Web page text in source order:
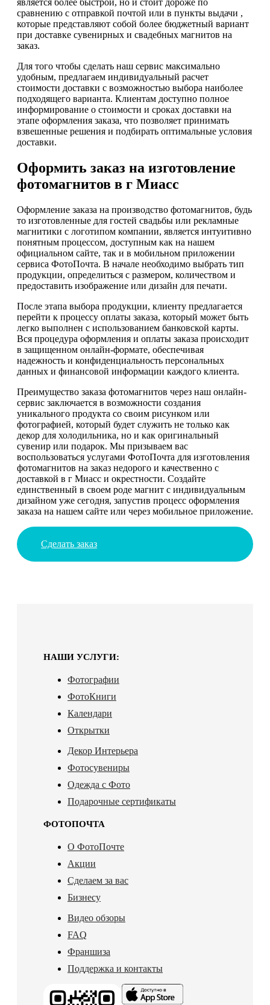
является более быстрой, но и стоит дороже по
сравнению с отправкой почтой или в пункты выдачи ,
которые представляют собой более бюджетный вариант
при доставке сувенирных и свадебных магнитов на
заказ.
Для того чтобы сделать наш сервис максимально
удобным, предлагаем индивидуальный расчет
стоимости доставки с возможностью выбора наиболее
подходящего варианта. Клиентам доступно полное
информирование о стоимости и сроках доставки на
этапе оформления заказа, что позволяет принимать
взвешенные решения и подбирать оптимальные условия
доставки.
Оформить заказ на изготовление
фотомагнитов в г Миасс
Оформление заказа на производство фотомагнитов, будь
то изготовленные для гостей свадьбы или рекламные
магнитики с логотипом компании, является интуитивно
понятным процессом, доступным как на нашем
официальном сайте, так и в мобильном приложении
сервиса ФотоПочта. В начале необходимо выбрать тип
продукции, определиться с размером, количеством и
предоставить изображение или дизайн для печати.
После этапа выбора продукции, клиенту предлагается
перейти к процессу оплаты заказа, который может быть
легко выполнен с использованием банковской карты.
Вся процедура оформления и оплаты заказа происходит
в защищенном онлайн-формате, обеспечивая
надежность и конфиденциальность персональных
данных и финансовой информации каждого клиента.
Преимущество заказа фотомагнитов через наш онлайн-
сервис заключается в возможности создания
уникального продукта со своим рисунком или
фотографией, который будет служить не только как
декор для холодильника, но и как оригинальный
сувенир или подарок. Мы призываем вас
воспользоваться услугами ФотоПочта для изготовления
фотомагнитов на заказ недорого и качественно с
доставкой в г Миасс и окрестности. Создайте
единственный в своем роде магнит с индивидуальным
дизайном уже сегодня, запустив процесс оформления
заказа на нашем сайте или через мобильное приложение.
Сделать заказ
НАШИ УСЛУГИ:
Фотографии
ФотоКниги
Календари
Открытки
Декор Интерьера
Фотосувениры
Одежда с Фото
Подарочные сертификаты
ФОТОПОЧТА
О ФотоПочте
Акции
Сделаем за вас
Бизнесу
Видео обзоры
FAQ
Франшиза
Поддержка и контакты